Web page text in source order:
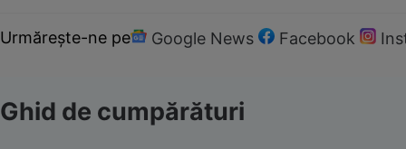
Urmărește-ne pe Google News Facebook
Ghid de cumpărături